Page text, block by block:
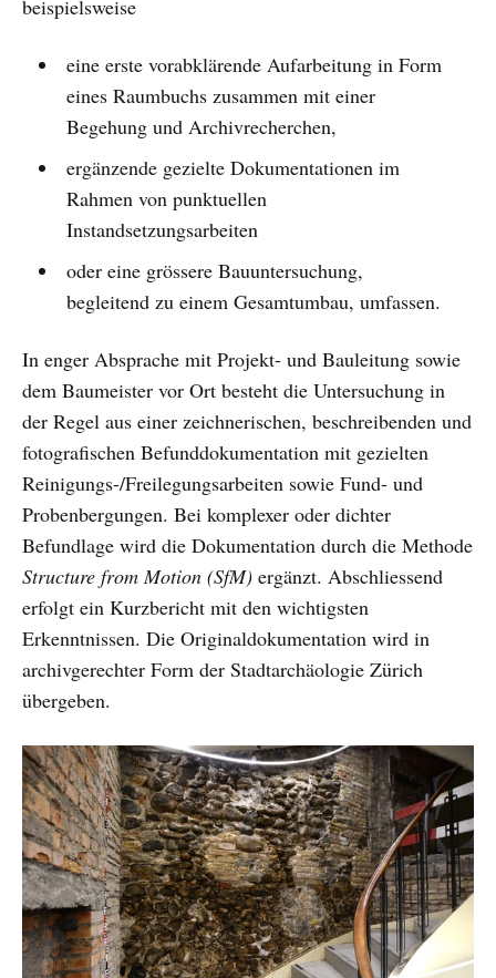
beispielsweise
eine erste vorabklärende Aufarbeitung in Form
eines Raumbuchs zusammen mit einer
Begehung und Archivrecherchen,
ergänzende gezielte Dokumentationen im
Rahmen von punktuellen
Instandsetzungsarbeiten
oder eine grössere Bauuntersuchung,
begleitend zu einem Gesamtumbau, umfassen.
In enger Absprache mit Projekt- und Bauleitung sowie
dem Baumeister vor Ort besteht die Untersuchung in
der Regel aus einer zeichnerischen, beschreibenden und
fotografischen Befunddokumentation mit gezielten
Reinigungs-/Freilegungsarbeiten sowie Fund- und
Probenbergungen. Bei komplexer oder dichter
Befundlage wird die Dokumentation durch die Methode
Structure from Motion (SfM) ergänzt. Abschliessend
erfolgt ein Kurzbericht mit den wichtigsten
Erkenntnissen. Die Originaldokumentation wird in
archivgerechter Form der Stadtarchäologie Zürich
übergeben.